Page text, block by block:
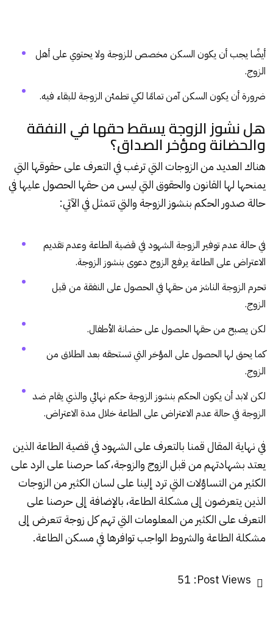
أيضًا يجب أن يكون السكن مخصص للزوجة ولا يحتوي على أهل
الزوج.
ضرورة أن يكون السكن آمن تمامًا لكي تطمئن الزوجة للبقاء فيه.
هل نشوز الزوجة يسقط حقها في النفقة
والحضانة ومؤخر الصداق؟
هناك العديد من الزوجات التي ترغب في التعرف على حقوقها التي
يمنحها لها القانون والحقوق التي ليس من حقها الحصول عليها في
حالة صدور الحكم بنشوز الزوجة والتي تتمثل في الآتي:
في حالة عدم توفير الزوجة الشهود في قضية الطاعة وعدم تقديم
الاعتراض على الطاعة يرفع الزوج دعوى بنشوز الزوجة.
تحرم الزوجة الناشز من حقها في الحصول على النفقة من قبل
الزوج.
لكن يصبح من حقها الحصول على حضانة الأطفال.
كما يحق لها الحصول على المؤخر التي تستحقه بعد الطلاق من
الزوج.
لكن لابد أن يكون الحكم بنشوز الزوجة حكم نهائي والذي يقام ضد
الزوجة في حالة عدم الاعتراض على الطاعة خلال مدة الاعتراض.
في نهاية المقال قمنا بالتعرف على الشهود فيقضية الطاعةالذين
يعتد بشهادتهم من قبل الزوج والزوجة، كما حرصنا على الرد على
الكثير من التساؤلات التي ترد إلينا على لسان الكثير من الزوجات
الذين يتعرضون إلى مشكلة الطاعة، بالإضافة إلى حرصنا على
التعرف على الكثير من المعلومات التي تهم كل زوجة تتعرض إلى
مشكلة الطاعة والشروط الواجب توافرها في مسكن الطاعة.
Post Views:
51